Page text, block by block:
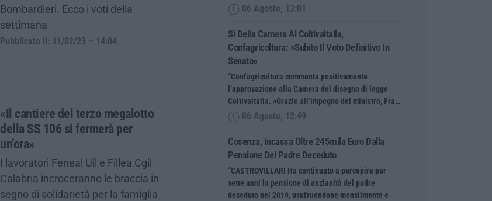
Bombardieri. Ecco i voti della
settimana
Pubblicato il: 11/02/23 – 14:04
«Il cantiere del terzo megalotto
della SS 106 si fermerà per
un’ora»
I lavoratori Feneal Uil e Fillea Cgil
Calabria incroceranno le braccia in
segno di solidarietà per la famiglia
06 Agosto, 13:01
Sì Della Camera Al Coltivaitalia,
Confagricoltura: «Subito Il Voto Definitivo In
Senato»
“Confagricoltura commenta positivamente
l’approvazione alla Camera del disegno di legge
Coltivaitalia. «Grazie all’impegno del ministro, Fra…
06 Agosto, 12:49
Cosenza, Incassa Oltre 245mila Euro Dalla
Pensione Del Padre Deceduto
“CASTROVILLARI Ha continuato a percepire per
sette anni la pensione di anzianità del padre
deceduto nel 2019, usufruendone mensilmente e